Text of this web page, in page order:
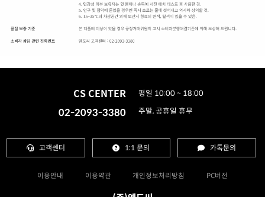
CS CENTER
02-2093-3380
평일 10:00 ~ 18:00
주말, 공휴일 휴무
고객센터 1:1 문의 카톡문의
이용안내 이용약관 개인정보처리방침 PC버전